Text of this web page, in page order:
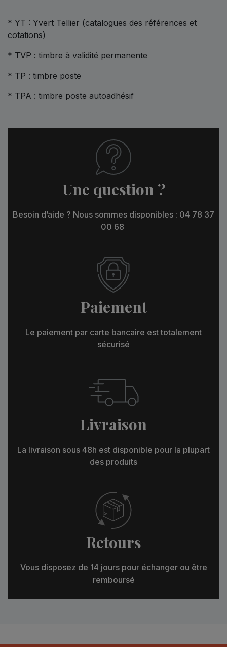
* YT : Yvert Tellier (catalogues des références et
cotations)
* TVP : timbre à validité permanente
* TP : timbre poste
* TPA : timbre poste autoadhésif
Une question ?
Besoin d’aide ? Nous sommes disponibles : 04 78 37
00 68
Paiement
Le paiement par carte bancaire est totalement
sécurisé
Livraison
La livraison sous 48h est disponible pour la plupart
des produits
Retours
Vous disposez de 14 jours pour échanger ou être
remboursé